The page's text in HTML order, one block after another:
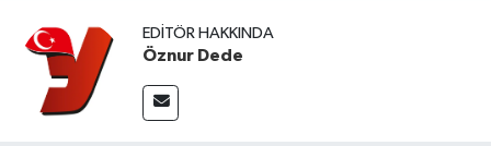
EDITÖR HAKKINDA
Öznur Dede